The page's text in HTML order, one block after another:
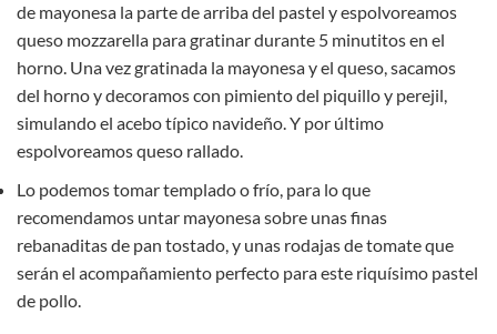
de mayonesa la parte de arriba del pastel y espolvoreamos
queso mozzarella para gratinar durante 5 minutitos en el
horno. Una vez gratinada la mayonesa y el queso, sacamos
del horno y decoramos con pimiento del piquillo y perejil,
simulando el acebo típico navideño. Y por último
espolvoreamos queso rallado.
Lo podemos tomar templado o frío, para lo que
recomendamos untar mayonesa sobre unas finas
rebanaditas de pan tostado, y unas rodajas de tomate que
serán el acompañamiento perfecto para este riquísimo pastel
de pollo.